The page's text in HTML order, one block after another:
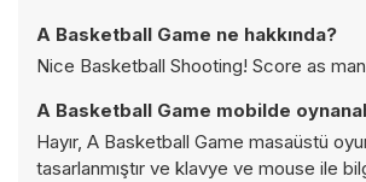
A Basketball Game ne hakkında?
Nice Basketball Shooting! Score as
A Basketball Game mobilde
Hayır, A Basketball Game masaüstü
tasarlanmıştır ve klavye ve mouse ile